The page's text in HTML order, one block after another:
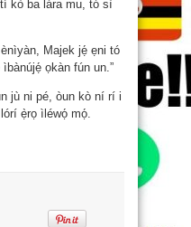
kò ba lára mu, tó sì
Majek jẹ́ ẹni tó
ọkàn fún un.”
jù ni pé, òun kò ní rí i
ẹ̀rọ ìléwọ́ mọ́.